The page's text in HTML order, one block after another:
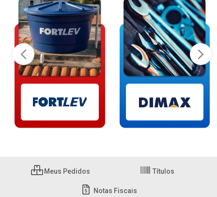
Meus Pedidos Títulos
Notas Fiscais